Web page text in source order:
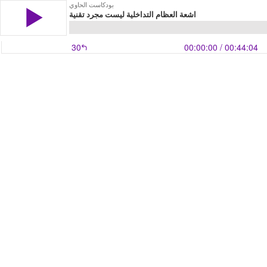
بودكاست الحاوي
اشعة العظام التداخلية ليست مجرد تقنية
30 00:00:00 / 00:44:04